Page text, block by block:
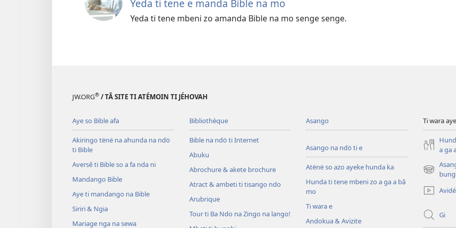
Yeda ti tene e manda Bible na mo
Yeda ti tene mbeni zo amanda Bible na mo senge senge.
JW.ORG® / TÂ SITE TI ATÉMOIN TI JÉHOVAH
Aye so Bible afa
Akiringo tënë na ahunda na ndö
ti Bible
Aversê ti Bible so a fa nda ni
Mandango Bible
Aye ti mandango na Bible
Siriri & Ngia
Mariage nga na sewa
Bibliothèque
Bible na ndö ti Internet
Abuku
Abrochure & akete brochure
Atract & ambeti ti tisango ndo
Arubrique
Tour ti Ba Ndo na Zingo na lango!
Asango
Asango na ndö ti e
Atënë so azo ayeke hunda ka
Hunda ti tene mbeni zo a ga a bâ
mo
Ti wara e
Andokua & Avizite
Ti wara
a ga
(zi
fini
Gi